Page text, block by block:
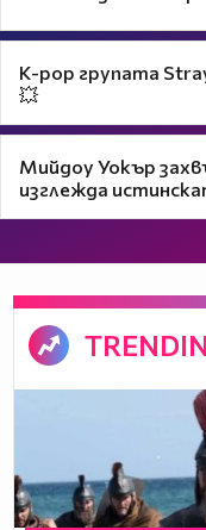
K-pop групата
💥
Мийдоу Уокър
изглежда